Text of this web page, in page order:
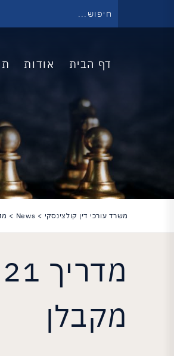
דף הבית אודות
משרד עורכי דין קולצינסקי >
News
> מדריך
מקבלן